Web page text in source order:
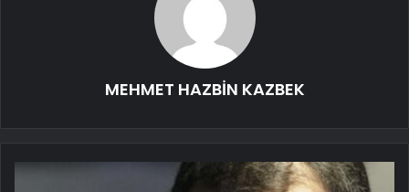
MEHMET HAZBİN KAZBEK